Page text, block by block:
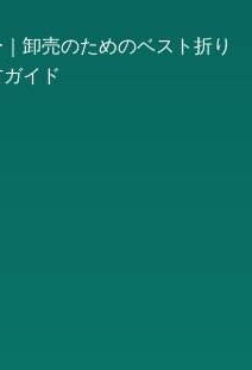
卸売のためのベスト折り
イド